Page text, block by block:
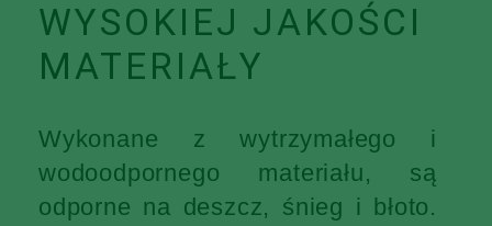
WYSOKIEJ JAKOŚCI
MATERIAŁY
Wykonane z wytrzymałego i
wodoodpornego materiału, są
odporne na deszcz, śnieg i błoto.